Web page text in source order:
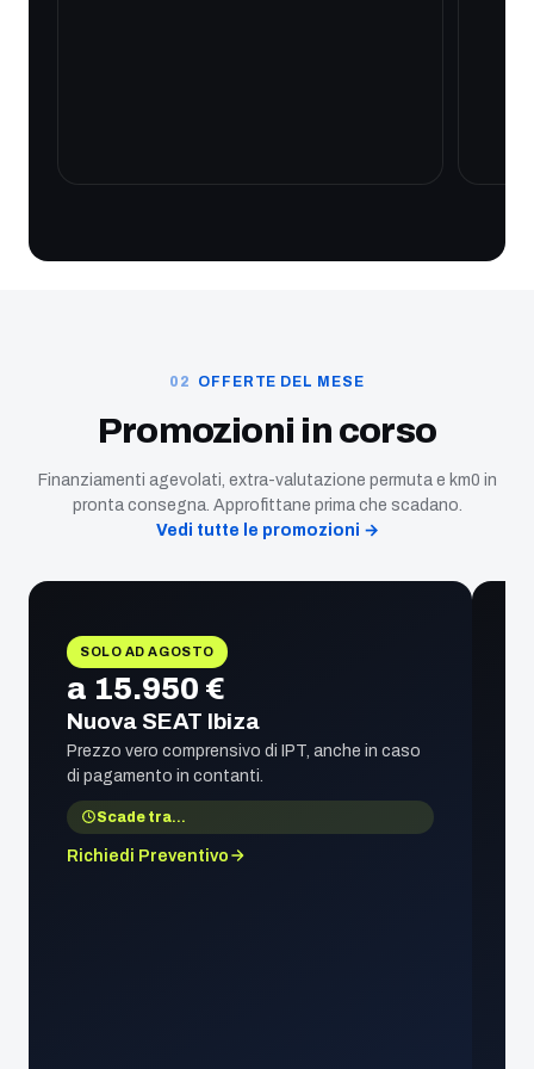
OFFERTE DEL MESE
Promozioni in corso
Finanziamenti agevolati, extra-valutazione permuta e km0 in
pronta consegna. Approfittane prima che scadano.
Vedi tutte le promozioni →
SOLO AD AGOSTO
a 15.950 €
Nuova SEAT Ibiza
Prezzo vero comprensivo di IPT, anche in caso
di pagamento in contanti.
Scade tra…
Richiedi Preventivo